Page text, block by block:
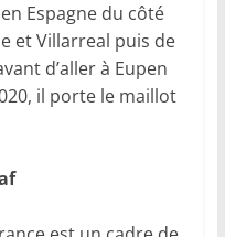
Espagne du côté
et Villarreal puis de
d’aller à Eupen
il porte le maillot